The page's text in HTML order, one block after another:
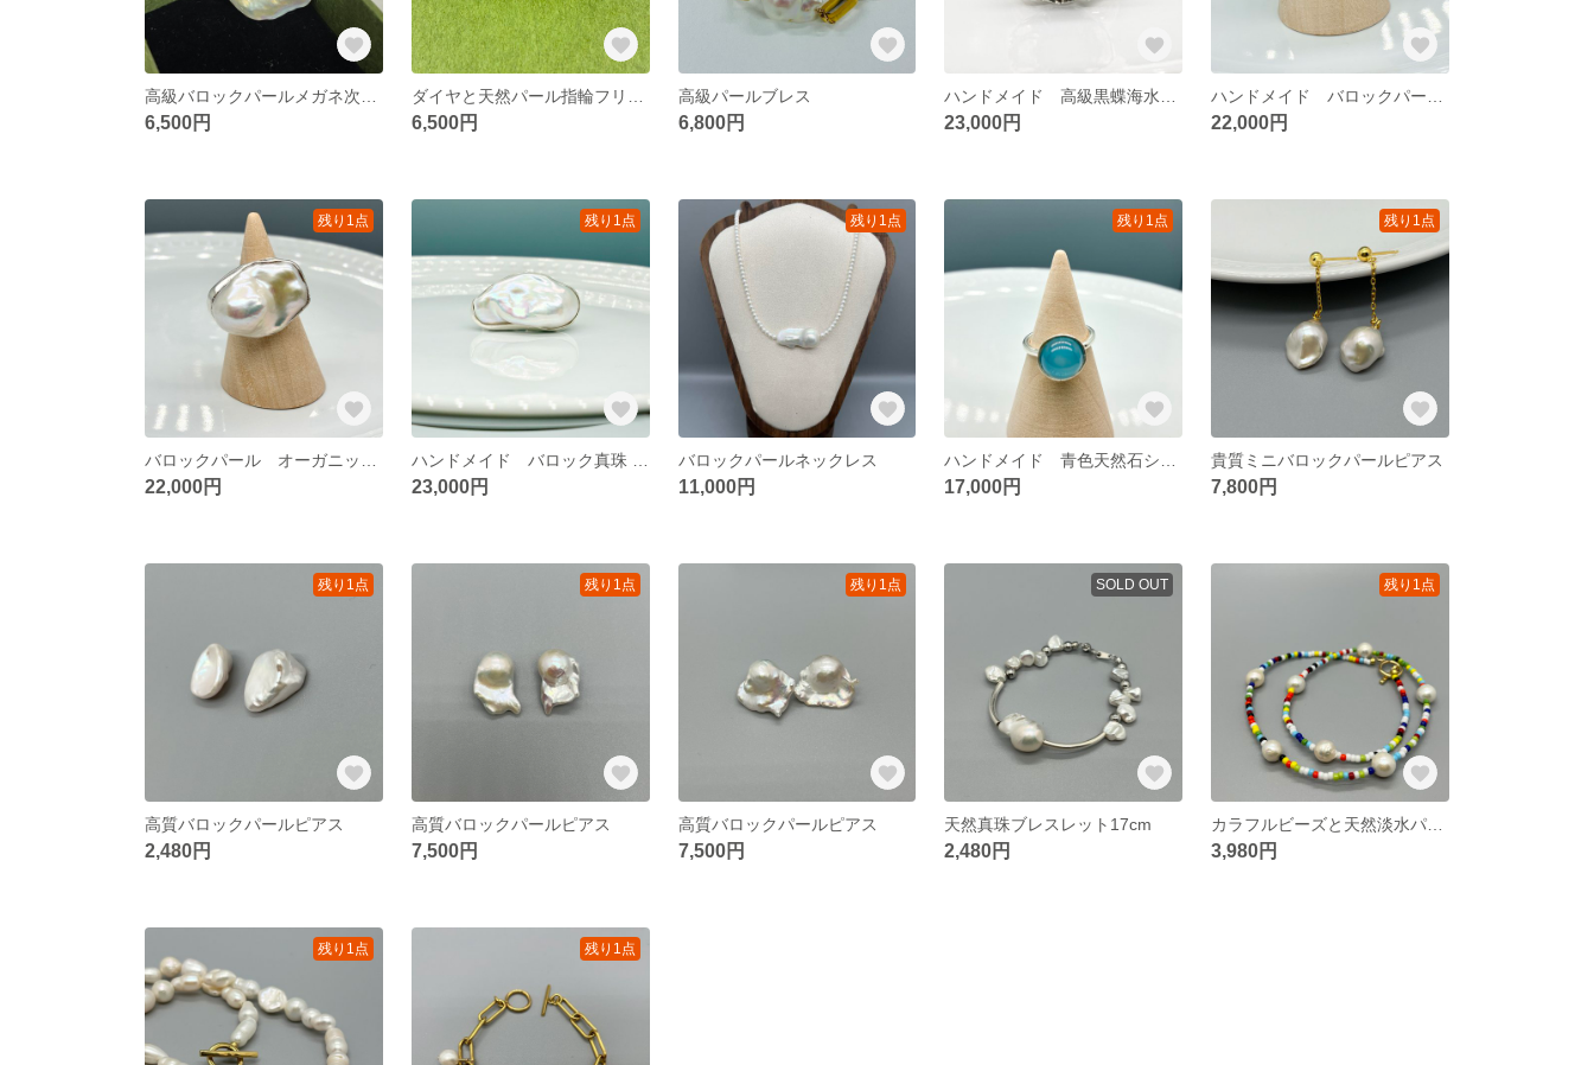
6,500円 6,500円
高級パールブレス
6,800円 23,000円 22,000円
残り1点
22,000円
残り1点
23,000円
残り1点
バロックパールネックレス
11,000円
残り1点
17,000円
残り1点
貴質ミニバロックパールピアス
7,800円
残り1点
高質バロックパールピアス
2,480円
残り1点
高質バロックパールピアス
7,500円
残り1点
高質バロックパールピアス
7,500円
SOLD OUT
天然真珠ブレスレット17cm
2,480円
残り1点
3,980円
残り1点 残り1点